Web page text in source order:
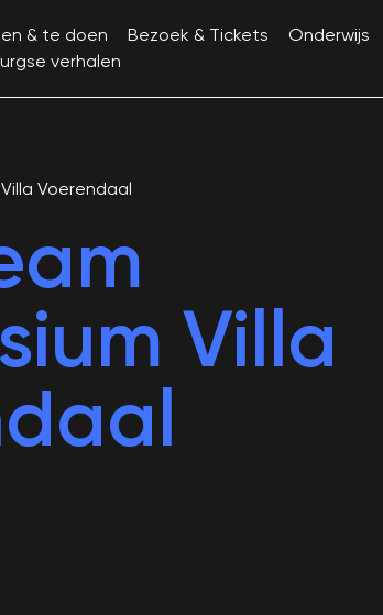
& te doen Bezoek & Tickets Onderwijs
verhalen
Voerendaal
Villa